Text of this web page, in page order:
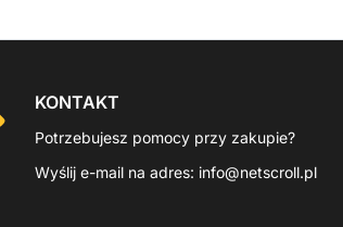
KONTAKT
Potrzebujesz pomocy przy zakupie?
Wyślij e-mail na adres: info@netscroll.pl